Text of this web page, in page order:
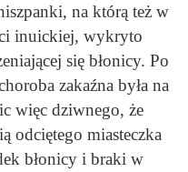
na którą też w
inuickiej, wykryto
się błonicy. Po
zakaźna była na
więc dziwnego, że
odciętego miasteczka
błonicy i braki w